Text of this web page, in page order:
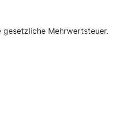
gesetzliche Mehrwertsteuer.